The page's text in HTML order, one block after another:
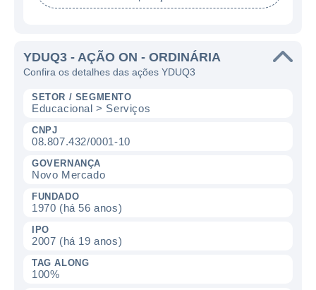
YDUQ3 - AÇÃO ON - ORDINÁRIA
Confira os detalhes das ações YDUQ3
SETOR / SEGMENTO
Educacional > Serviços
CNPJ
08.807.432/0001-10
GOVERNANÇA
Novo Mercado
FUNDADO
1970 (há 56 anos)
IPO
2007 (há 19 anos)
TAG ALONG
100%